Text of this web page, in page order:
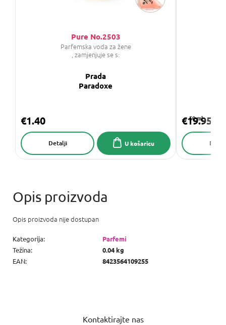
Pure No.2503
Parfemska voda za žene
, zamjenjuje se s:
Prada
Paradoxe
€1.40
U košaricu
Detalji
50 ml
€19.95
Opis proizvoda nije dostupan
Kategorija:
Parfemi
Težina:
0.04 kg
EAN: 8423564109255
Kontaktirajte nas